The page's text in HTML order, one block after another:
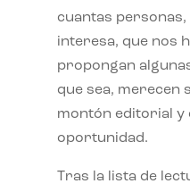
cuantas
interesa, que nos
propongan
que sea, merecen
montón editorial y
oportunidad.
Tras la lista de